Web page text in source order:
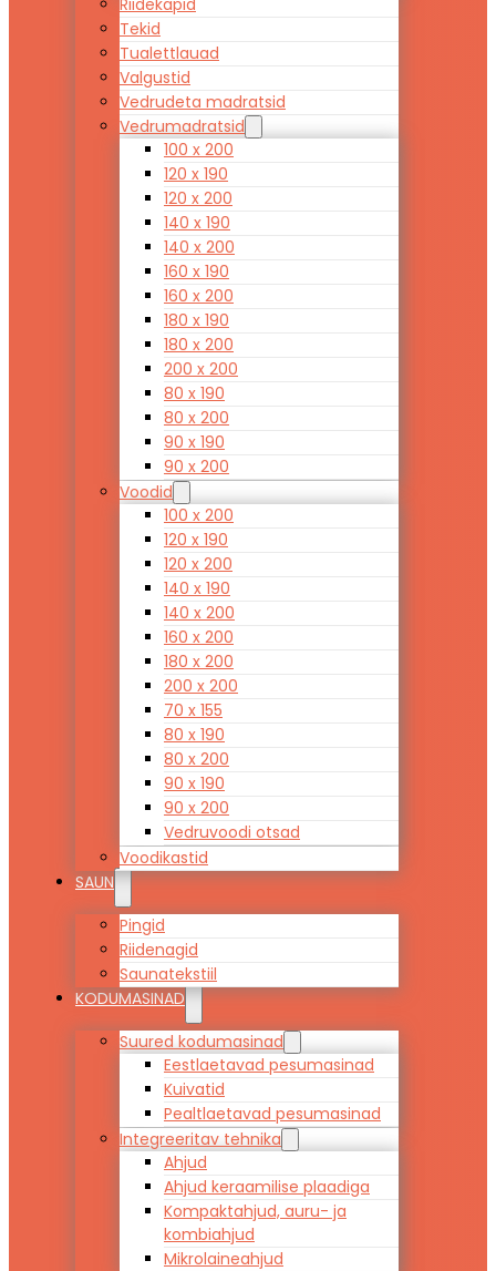
Riidekapid
Tekid
Tualettlauad
Valgustid
Vedrudeta madratsid
Vedrumadratsid
100 x 200
120 x 190
120 x 200
140 x 190
140 x 200
160 x 190
160 x 200
180 x 190
180 x 200
200 x 200
80 x 190
80 x 200
90 x 190
90 x 200
Voodid
100 x 200
120 x 190
120 x 200
140 x 190
140 x 200
160 x 200
180 x 200
200 x 200
70 x 155
80 x 190
80 x 200
90 x 190
90 x 200
Vedruvoodi otsad
Voodikastid
SAUN
Pingid
Riidenagid
Saunatekstiil
KODUMASINAD
Suured kodumasinad
Eestlaetavad pesumasinad
Kuivatid
Pealtlaetavad pesumasinad
Integreeritav tehnika
Ahjud
Ahjud keraamilise plaadiga
Kompaktahjud, auru- ja
kombiahjud
Mikrolaineahjud